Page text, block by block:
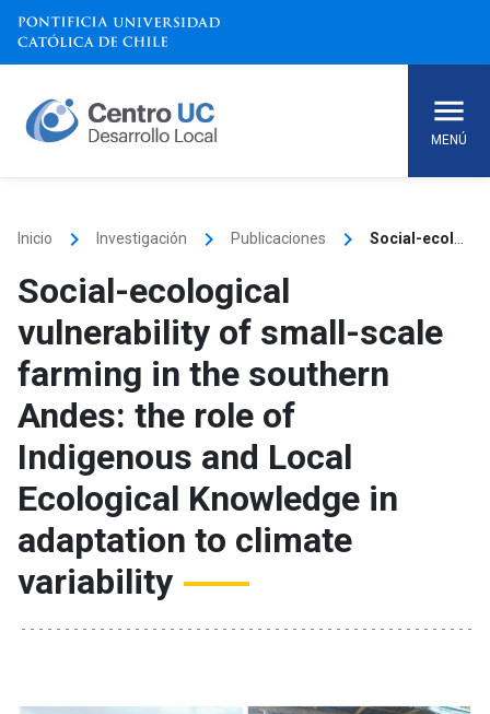
Skip
content
MENÚ
Inicio keyboard_arrow_right Investigación keyboard_arrow_right Publicaciones keyboard_arrow_right
Social-ecological
vulnerability of small-scale
farming in the southern
Andes: the role of
Indigenous and Local
Ecological Knowledge in
adaptation to climate
variability